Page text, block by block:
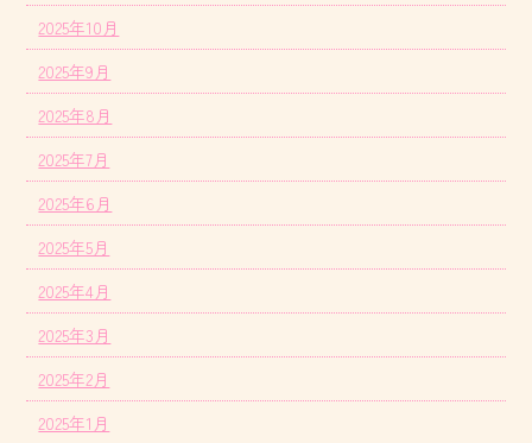
2025年10月
2025年9月
2025年8月
2025年7月
2025年6月
2025年5月
2025年4月
2025年3月
2025年2月
2025年1月